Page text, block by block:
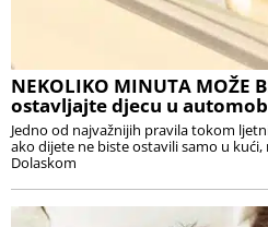
NEKOLIKO MINUTA MOŽE
ostavljajte djecu u
Jedno od najvažnijih pravila tokom
ako dijete ne biste ostavili samo u
Dolaskom